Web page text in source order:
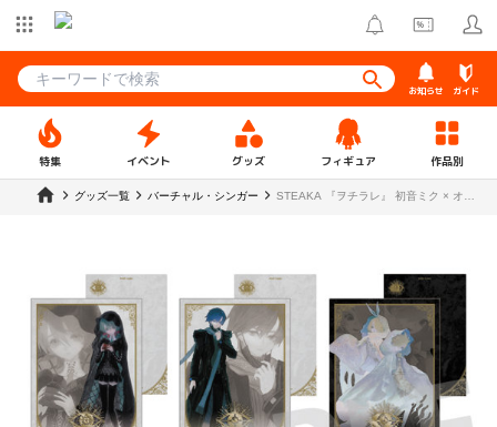
お知らせ ガイド
特集 イベント グッズ フィギュア 作品別
グッズ一覧 バーチャル・シンガー
STEAKA 『ヲチラレ』 初音ミク × オバ